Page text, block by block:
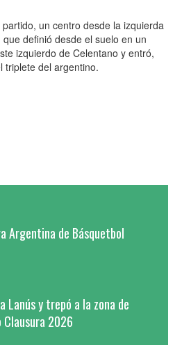
un centro desde la izquierda
definió desde el suelo en un
izquierdo de Celentano y entró,
triplete del argentino.
Argentina de Básquetbol
Lanús y trepó a la zona de
2026